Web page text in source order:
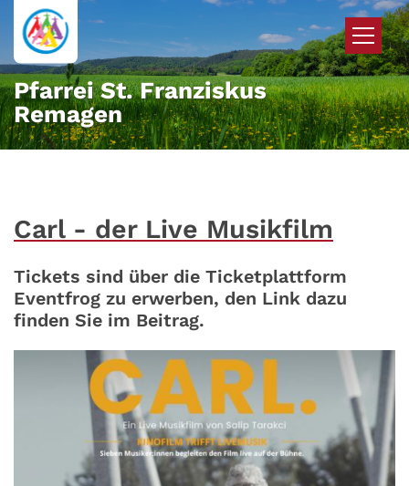
Zum Inhalt springen
Pfarrei St. Franziskus
Remagen
Carl - der Live Musikfilm
Tickets sind über die Ticketplattform
Eventfrog zu erwerben, den Link dazu
finden Sie im Beitrag.